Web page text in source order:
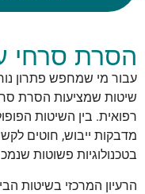
הסרת סרחי
עבור מי שמחפש פתרון
שיטות שמציעות הסרת
רפואית. בין השיטות
מדבקות ייבוש, חוטים
בטכנולוגיות פשוטות
הרעיון המרכזי בשיטות